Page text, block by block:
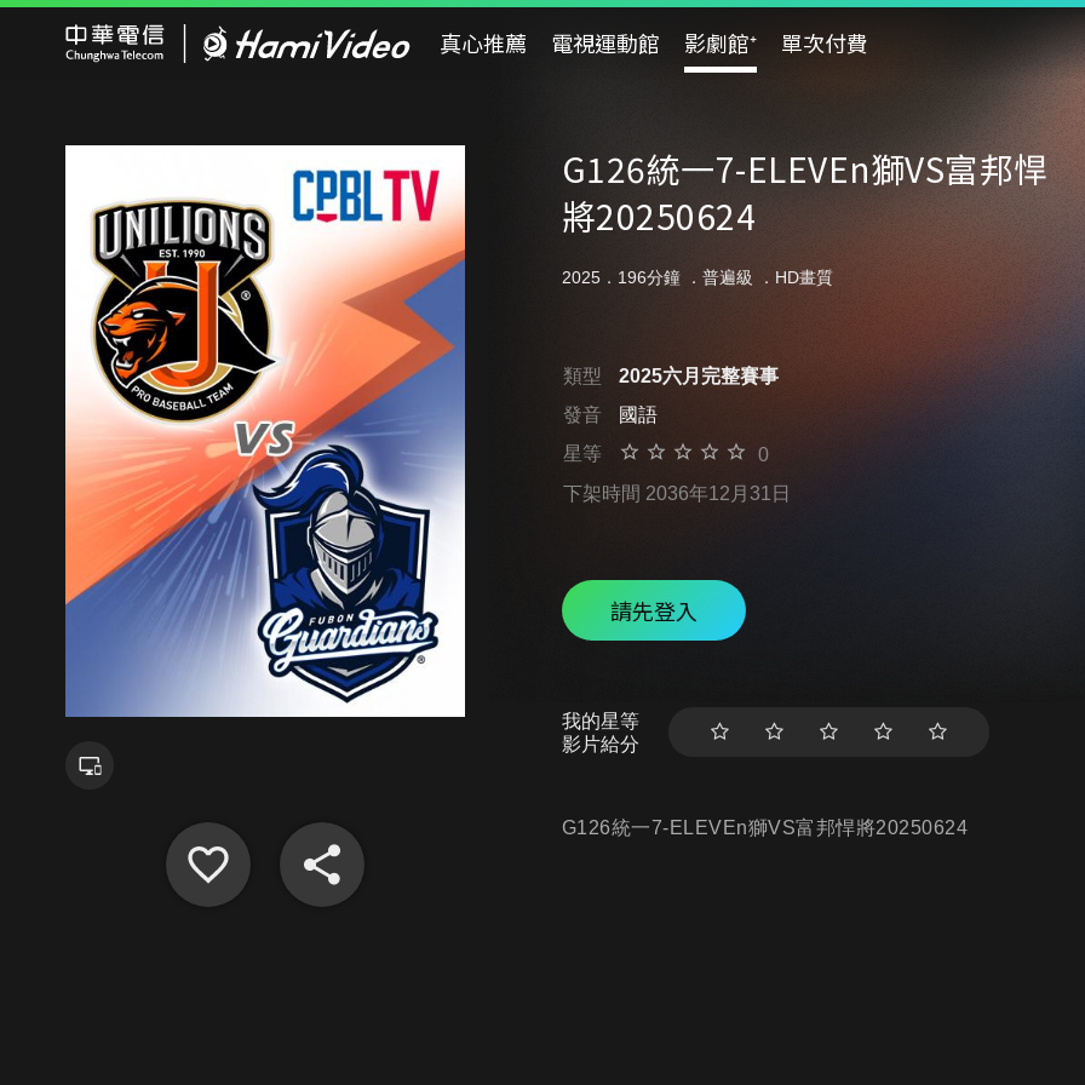
真心推薦 電視運動館 影劇館⁺ 單次付費
G126統一7-ELEVEn獅VS富邦悍
將20250624
2025．196分鐘 ． 普遍級 ．HD畫質
類型
2025六月完整賽事
發音
國語
星等
0
下架時間 2036年12月31日
請先登入
我的星等
影片給分
G126統一7-ELEVEn獅VS富邦悍將20250624